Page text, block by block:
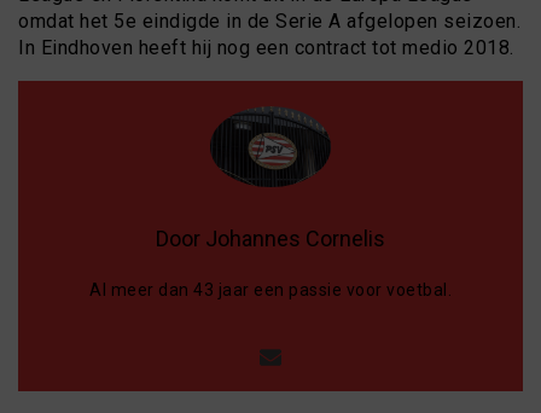
omdat het 5e eindigde in de Serie A afgelopen seizoen.
In Eindhoven heeft hij nog een contract tot medio 2018.
Door Johannes Cornelis
Al meer dan 43 jaar een passie voor voetbal.